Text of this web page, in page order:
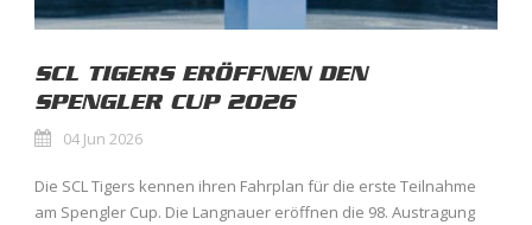
SCL TIGERS ERÖFFNEN DEN
SPENGLER CUP 2026
04 Jun 2026
Die SCL Tigers kennen ihren Fahrplan für die erste Teilnahme
am Spengler Cup. Die Langnauer eröffnen die 98. Austragung